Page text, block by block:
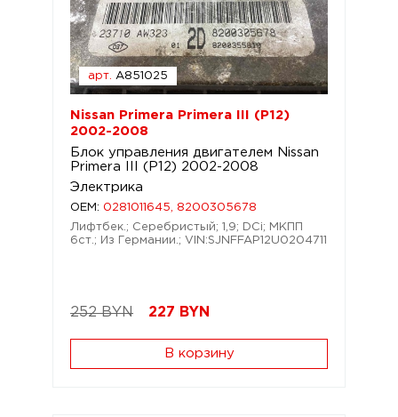
арт. A851025
Nissan Primera Primera III (P12)
2002-2008
Блок управления двигателем Nissan
Primera III (P12) 2002-2008
Электрика
OEM: 0281011645, 8200305678
Лифтбек.; Серебристый; 1,9; DCi; МКПП
6ст.; Из Германии.; VIN:SJNFFAP12U0204711
252 BYN 227 BYN
В корзину